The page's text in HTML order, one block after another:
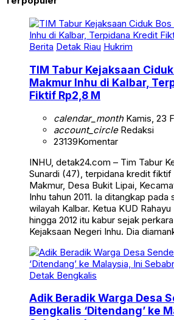
Berita Detak Riau Hukrim
TIM Tabur Kejaksaan
Makmur Inhu di Kalbar,
Fiktif Rp2,8 M
calendar_monthKamis, 23
account_circleRedaksi
23139Komentar
INHU, detak24.com – Tim Tabur
Sunardi (47), terpidana kredit fiktif
Makmur, Desa Bukit Lipai,
Inhu tahun 2011. Ia ditangkap
wilayah Kalbar. Ketua KUD
hingga 2012 itu kabur sejak
Kejaksaan Negeri Inhu. Dia
Detak Bengkalis
Adik Beradik Warga Desa
Bengkalis ‘Ditendang’ ke